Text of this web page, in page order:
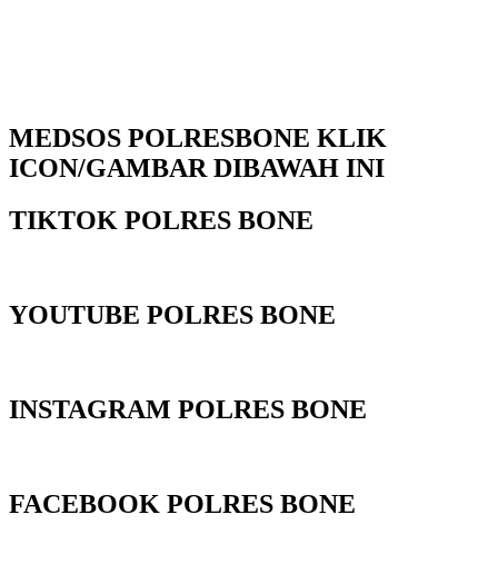
MEDSOS POLRESBONE KLIK
ICON/GAMBAR DIBAWAH INI
TIKTOK POLRES BONE
YOUTUBE POLRES BONE
INSTAGRAM POLRES BONE
FACEBOOK POLRES BONE